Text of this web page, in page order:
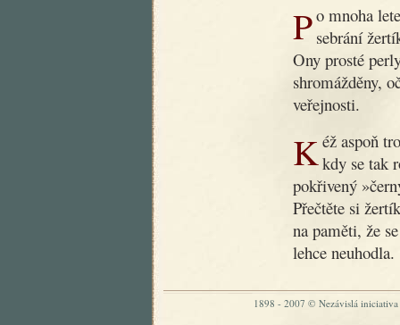
Po mnoha letech byla nyní podniknuta nová práce, záležející v sebrání
Ony prosté
shromážděny,
veřejnosti.
Kéž aspoň trochu přispějí k nápravě obecného vkusu v době,kdy se tak
pokřivený
Přečtěte si
na paměti, že
lehce neuhodla.
1898 - 2007 © Nezávislá